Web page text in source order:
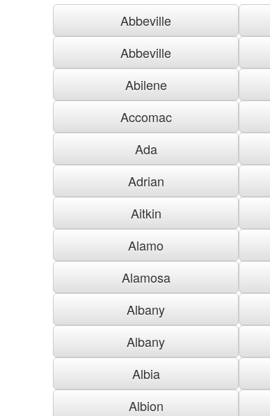
Abbeville
Abbeville
Abilene
Accomac
Ada
Adrian
Aitkin
Alamo
Alamosa
Albany
Albany
Albia
Albion